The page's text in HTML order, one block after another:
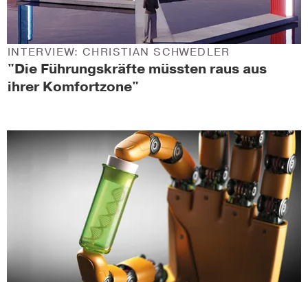
"Die Führungskräfte müssten raus aus
ihrer Komfortzone"
INTERVIEW: CHRISTIAN SCHWEDLER